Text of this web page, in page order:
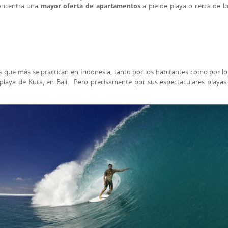
una mayor oferta de apartamentosa pie de playa o cerca de
que más se practican en Indonesia, tanto por los habitantes como por
de Kuta, en Bali. Pero precisamente por sus espectaculares